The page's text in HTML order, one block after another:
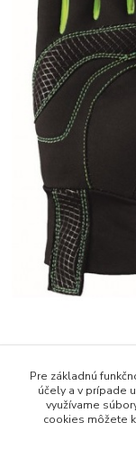
Tovar zaradený
Pre základnú
účely a v prípade
využívame
cookies môžete